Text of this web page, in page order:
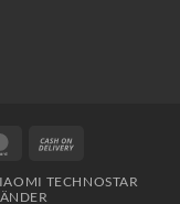
MasterCard
Delivery
TECHNOSTAR